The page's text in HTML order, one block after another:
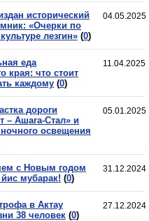
04.05.2025
исторический
«Очерки по
лезгин» (0)
11.04.2025
еда
края: что стоит
каждому (0)
05.01.2025
дороги
– Ашага-Стал» и
ночного освещения
31.12.2024
с Новым годом
мубарак! (0)
27.12.2024
в Актау
38 человек (0)